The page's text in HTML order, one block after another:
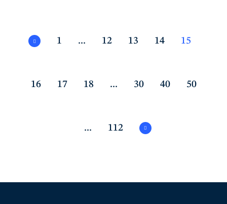
1 ... 12 13 14 15
16 17 18 ... 30 40 50
... 112